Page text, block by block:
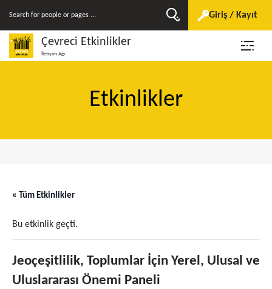
Giriş / Kayıt
Çevreci Etkinlikler
İletişim Ağı
Etkinlikler
« Tüm Etkinlikler
Bu etkinlik geçti.
Jeoçeşitlilik, Toplumlar İçin Yerel, Ulusal ve
Uluslararası Önemi Paneli